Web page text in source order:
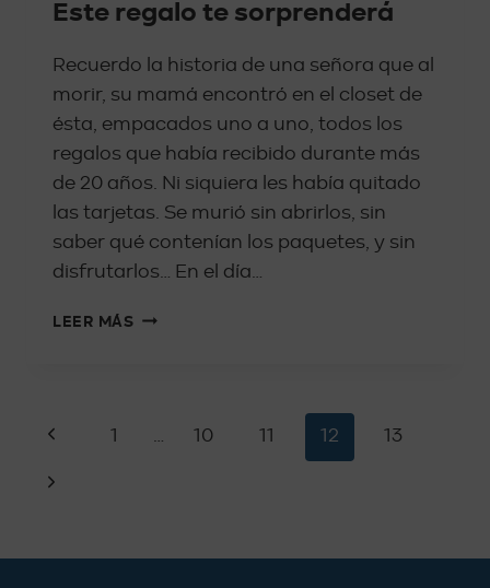
Este regalo te sorprenderá
Recuerdo la historia de una señora que al
morir, su mamá encontró en el closet de
ésta, empacados uno a uno, todos los
regalos que había recibido durante más
de 20 años. Ni siquiera les había quitado
las tarjetas. Se murió sin abrirlos, sin
saber qué contenían los paquetes, y sin
disfrutarlos… En el día…
LEER MÁS
1 … 10 11 12 13